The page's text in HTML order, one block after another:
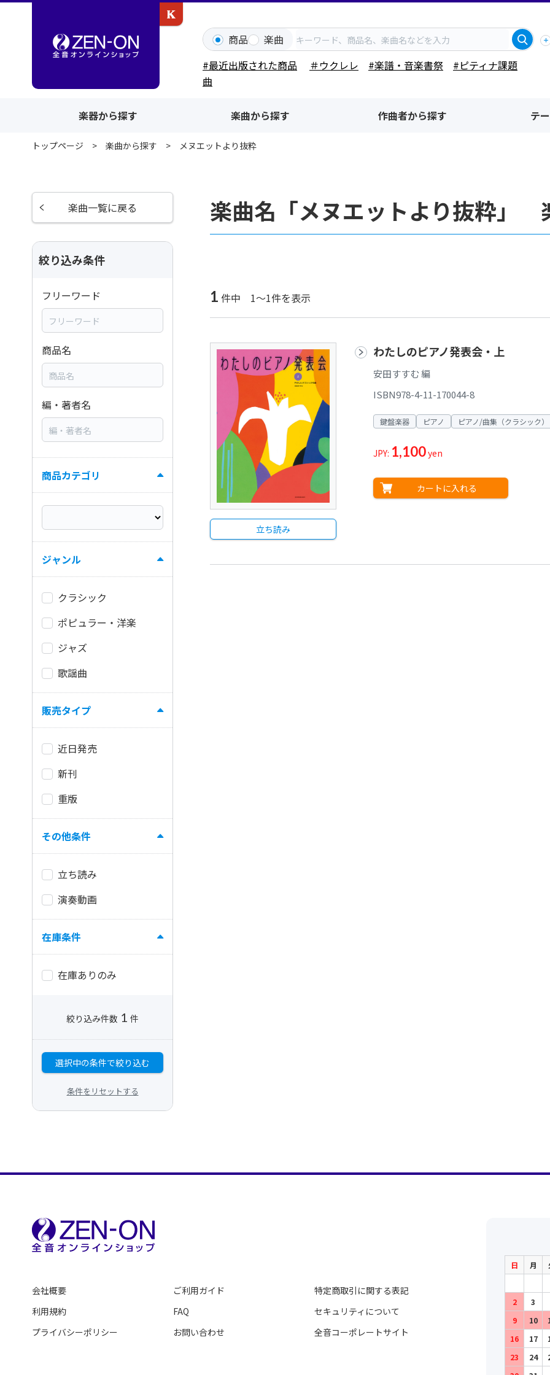
商品
楽曲
#最近出版された商品
＃ウクレレ #楽譜・音楽書祭
#ピティナ課題
曲
楽器から探す 楽曲から探す 作曲者から探す テ
トップページ 楽曲から探す メヌエットより抜粋
楽曲名「メヌエットより抜粋」
1 件中 1～1件を表示
立ち読み
わたしのピアノ発表会・上
安田すすむ 編
ISBN978-4-11-170044-8
鍵盤楽器 ピアノ ピアノ/曲集（クラシック）
JPY: 1,100yen
カートに入れる
楽曲一覧に戻る
絞り込み条件
フリーワード
商品名
編・著者名
商品カテゴリ
ジャンル
クラシック
ポピュラー・洋楽
ジャズ
歌謡曲
販売タイプ
近日発売
新刊
重版
その他条件
立ち読み
演奏動画
在庫条件
在庫ありのみ
絞り込み件数 1 件
選択中の条件で絞り込む
条件をリセットする
会社概要
利用規約
プライバシーポリシー
ご利用ガイド
FAQ
お問い合わせ
特定商取引に関する表記
セキュリティについて
全音コーポレートサイト
日 月
2 3
9
10
16
17
23
24